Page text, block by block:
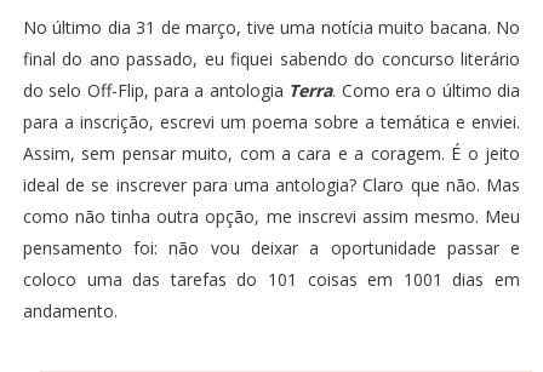
No último dia 31 de março, tive uma notícia muito bacana. No
final do ano passado, eu fiquei sabendo do concurso literário
do selo Off-Flip, para a antologia Terra. Como era o último dia
para a inscrição, escrevi um poema sobre a temática e enviei.
Assim, sem pensar muito, com a cara e a coragem. É o jeito
ideal de se inscrever para uma antologia? Claro que não. Mas
como não tinha outra opção, me inscrevi assim mesmo. Meu
pensamento foi: não vou deixar a oportunidade passar e
coloco uma das tarefas do 101 coisas em 1001 dias em
andamento.